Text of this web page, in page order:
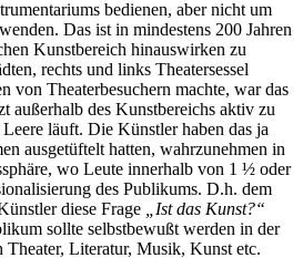
bedienen, aber nicht um
Das ist in mindestens 200 Jahren
Kunstbereich hinauswirken zu
rechts und links Theatersessel
von Theaterbesuchern machte, war das
außerhalb des Kunstbereichs aktiv zu
läuft. Die Künstler haben das ja
ausgetüftelt hatten, wahrzunehmen in
wo Leute innerhalb von 1 ½ oder
des Publikums. D.h. dem
diese Frage
„Ist das Kunst?“
sollte selbstbewußt werden in der
Theater, Literatur, Musik, Kunst etc.